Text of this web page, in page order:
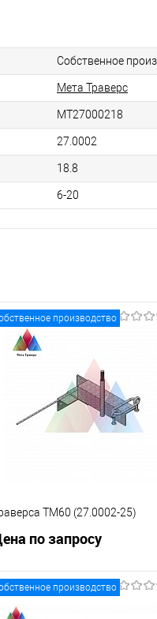
Собственное
Мета Траверс
МТ27000218
27.0002
18.8
6-20
производство
ТМ60 (27.0002-25)
по запросу
Запросить цену
производство